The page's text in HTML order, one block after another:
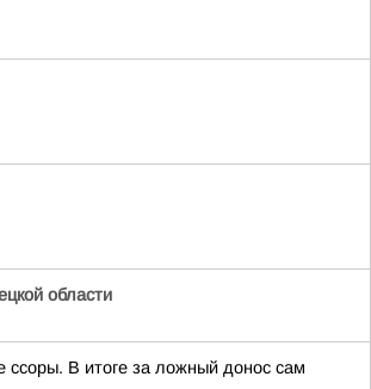
области
ссоры. В итоге за ложный донос сам